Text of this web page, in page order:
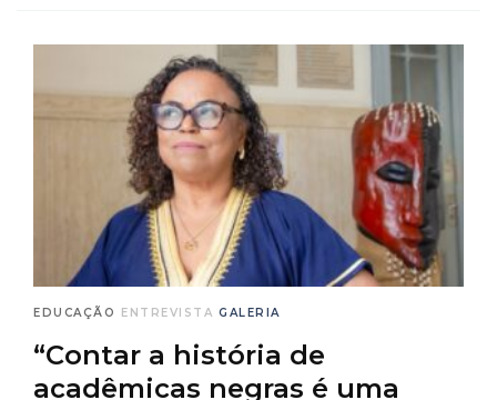
EDUCAÇÃO ENTREVISTA GALERIA
“Contar a história de
acadêmicas negras é uma